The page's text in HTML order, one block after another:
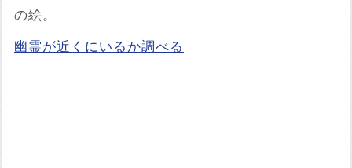
の絵。
幽霊が近くにいるか調べる